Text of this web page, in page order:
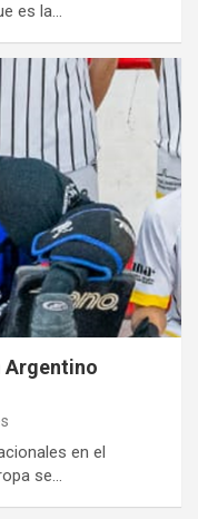
es la…
Argentino
en el
se…